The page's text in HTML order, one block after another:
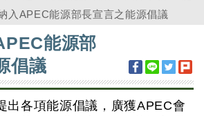
入APEC能源部長宣言之能源倡議
能源部
倡議
出各項能源倡議，廣獲APEC會